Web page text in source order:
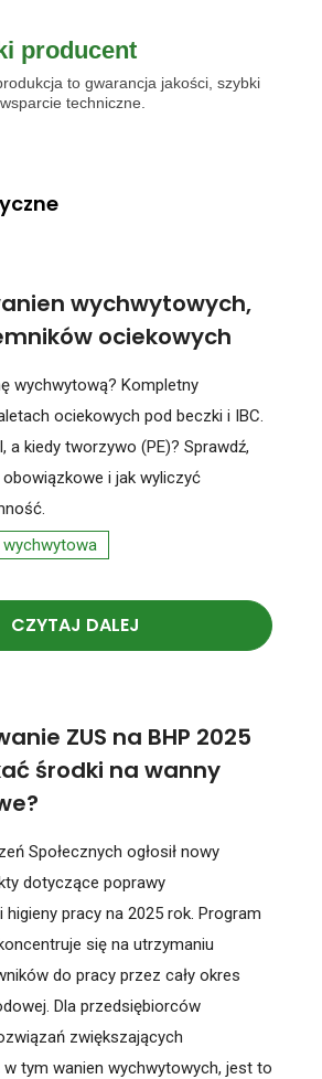
producent
to gwarancja jakości, szybki
techniczne.
wychwytowych,
ociekowych
wychwytową? Kompletny
ociekowych pod beczki i IBC.
a kiedy tworzywo (PE)? Sprawdź,
i jak wyliczyć
wychwytowa
CZYTAJ DALEJ
ZUS na BHP 2025
środki na wanny
Społecznych ogłosił nowy
dotyczące poprawy
pracy na 2025 rok. Program
się na utrzymaniu
do pracy przez cały okres
Dla przedsiębiorców
zwiększających
tym wanien wychwytowych, jest to